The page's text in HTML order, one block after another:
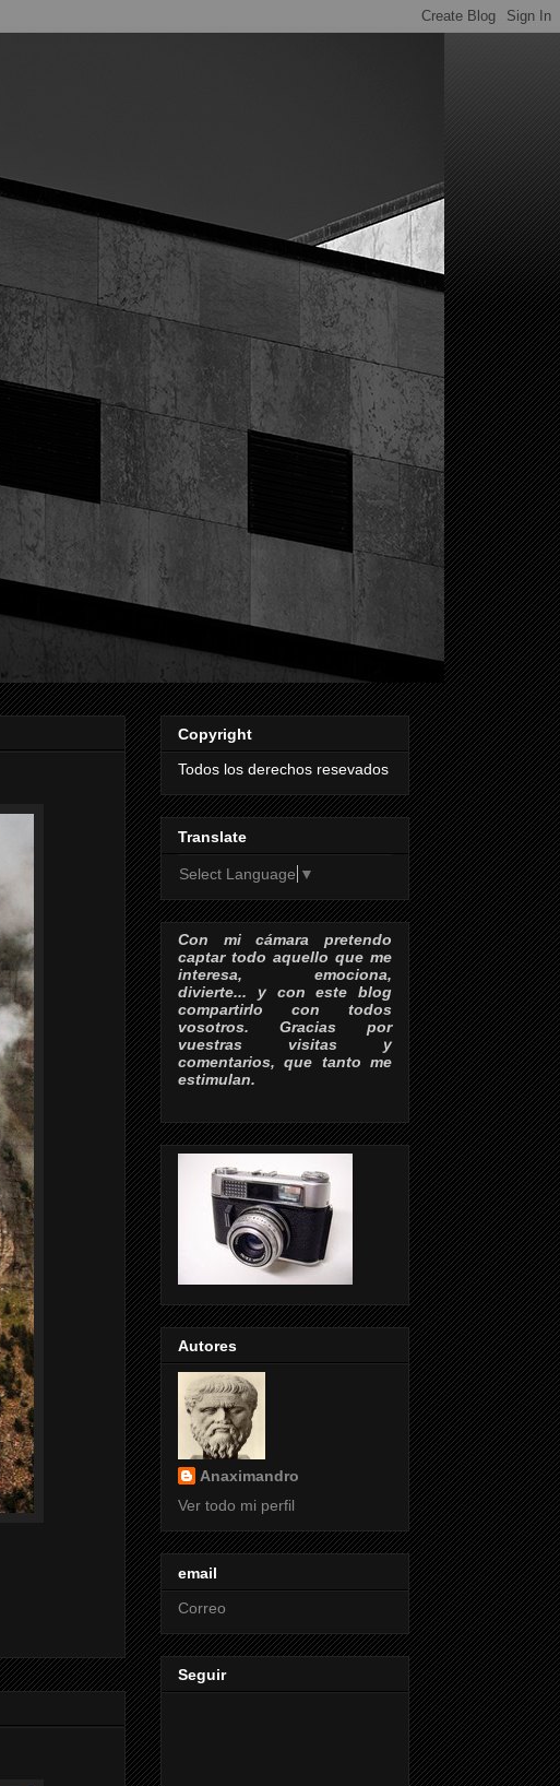
Copyright
Todos los derechos resevados
Translate
Select Language ▼
Con mi cámara pretendo
captar todo aquello que me
interesa, emociona,
divierte... y con este blog
compartirlo con todos
vosotros. Gracias por
vuestras visitas y
comentarios, que tanto me
estimulan.
Autores
Anaximandro
Ver todo mi perfil
email
Correo
Seguir